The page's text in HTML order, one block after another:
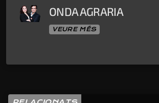
ONDA AGRARIA
VEURE MÉS